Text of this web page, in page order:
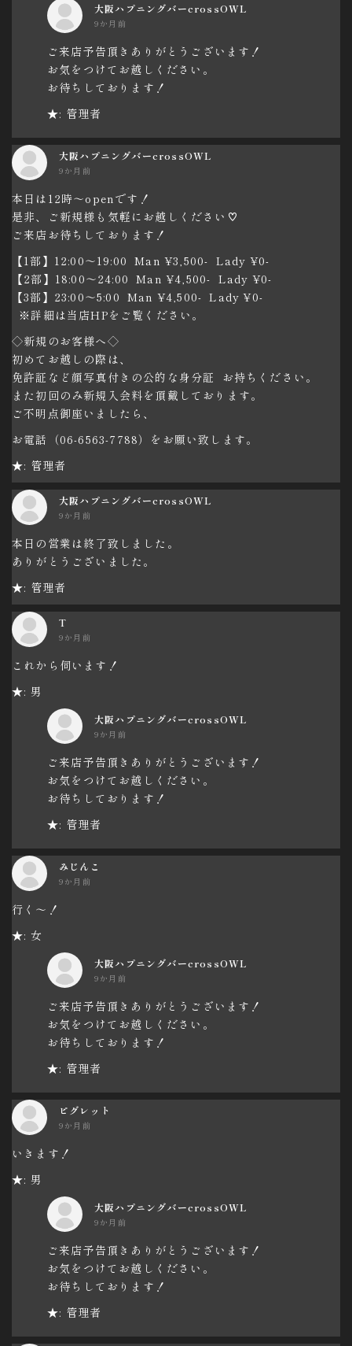
大阪ハプニングバーcrossOWL
9か月前
ご来店予告頂きありがとうございます！
お気をつけてお越しください。
お待ちしております！
★: 管理者
大阪ハプニングバーcrossOWL
9か月前
本日は12時～openです！
是非、ご新規様も気軽にお越しください♡
ご来店お待ちしております！
【1部】12:00〜19:00 Man ¥3,500- Lady ¥0-
【2部】18:00〜24:00 Man ¥4,500- Lady ¥0-
【3部】23:00〜5:00 Man ¥4,500- Lady ¥0-
※詳細は当店HPをご覧ください。
◇新規のお客様へ◇
初めてお越しの際は、
免許証など顔写真付きの公的な身分証 お持ちください。
また初回のみ新規入会料を頂戴しております。
ご不明点御座いましたら、
お電話（06-6563-7788）をお願い致します。
★: 管理者
大阪ハプニングバーcrossOWL
9か月前
本日の営業は終了致しました。
ありがとうございました。
★: 管理者
T
9か月前
これから伺います！
★: 男
大阪ハプニングバーcrossOWL
9か月前
ご来店予告頂きありがとうございます！
お気をつけてお越しください。
お待ちしております！
★: 管理者
みじんこ
9か月前
行く～！
★: 女
大阪ハプニングバーcrossOWL
9か月前
ご来店予告頂きありがとうございます！
お気をつけてお越しください。
お待ちしております！
★: 管理者
ピグレット
9か月前
いきます！
★: 男
大阪ハプニングバーcrossOWL
9か月前
ご来店予告頂きありがとうございます！
お気をつけてお越しください。
お待ちしております！
★: 管理者